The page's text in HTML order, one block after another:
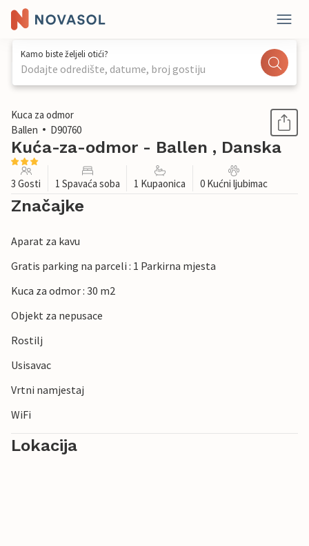
Kamo biste željeli otići?
Dodajte odredište, datume, broj gostiju
1 / 14
Kuca za odmor
Ballen
D90760
Kuća-za-odmor - Ballen , Danska
3 Gosti 1 Spavaća soba 1 Kupaonica 0 Kućni ljubimac
Značajke
Aparat za kavu
Gratis parking na parceli : 1 Parkirna mjesta
Kuca za odmor : 30 m2
Objekt za nepusace
Rostilj
Usisavac
Vrtni namjestaj
WiFi
Lokacija